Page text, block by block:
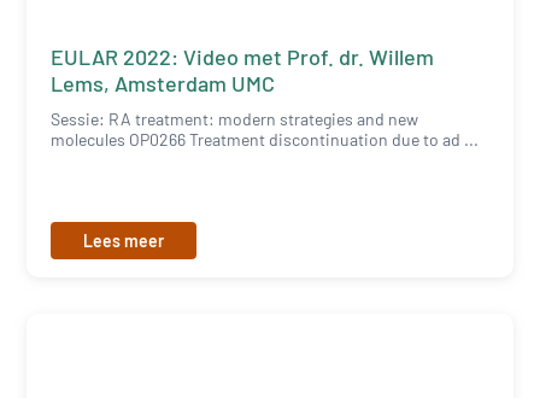
EULAR 2022: Video met Prof. dr. Willem
Lems, Amsterdam UMC
Sessie: RA treatment: modern strategies and new
molecules OP0266 Treatment discontinuation due to ad ...
Lees meer